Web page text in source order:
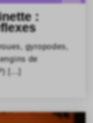
:
gyropodes,
de
[…]